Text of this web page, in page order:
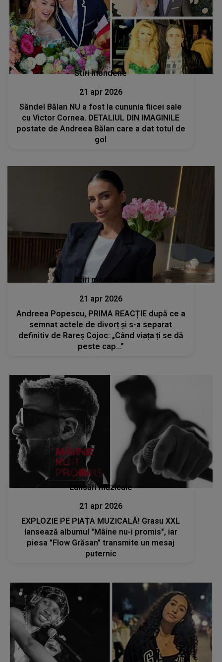
Stiri mondene
21 apr 2026
Săndel Bălan NU a fost la cununia fiicei sale
cu Victor Cornea. DETALIUL DIN IMAGINILE
postate de Andreea Bălan care a dat totul de
gol
Stiri mondene
21 apr 2026
Andreea Popescu, PRIMA REACȚIE după ce a
semnat actele de divorț și s-a separat
definitiv de Rareș Cojoc: „Când viața ți se dă
peste cap...”
Lansări muzicale
21 apr 2026
EXPLOZIE PE PIAȚA MUZICALĂ! Grasu XXL
lansează albumul "Mâine nu-i promis", iar
piesa "Flow Grăsan" transmite un mesaj
puternic